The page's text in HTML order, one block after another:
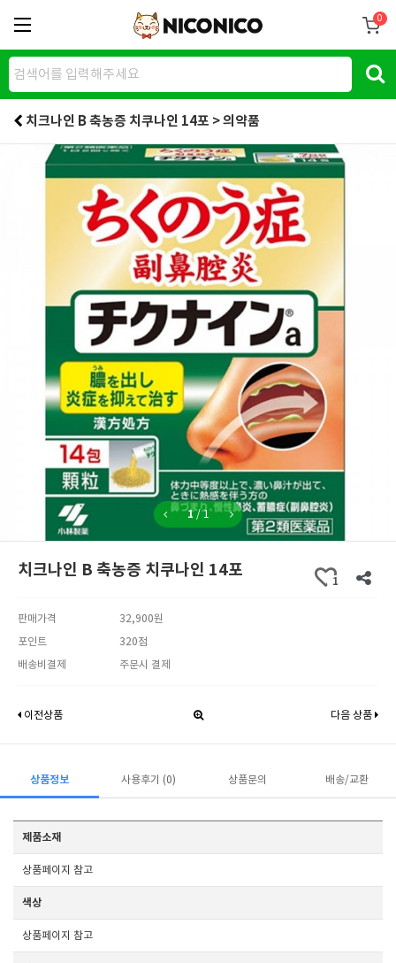
0
치크나인 B 축농증 치쿠나인 14포 > 의약품
1/1
치크나인 B 축농증 치쿠나인 14포
1
판매가격
32,900원
포인트
320점
배송비결제
주문시 결제
이전상품 다음 상품
상품정보 사용후기 (0) 상품문의 배송/교환
제품소재
상품페이지 참고
색상
상품페이지 참고